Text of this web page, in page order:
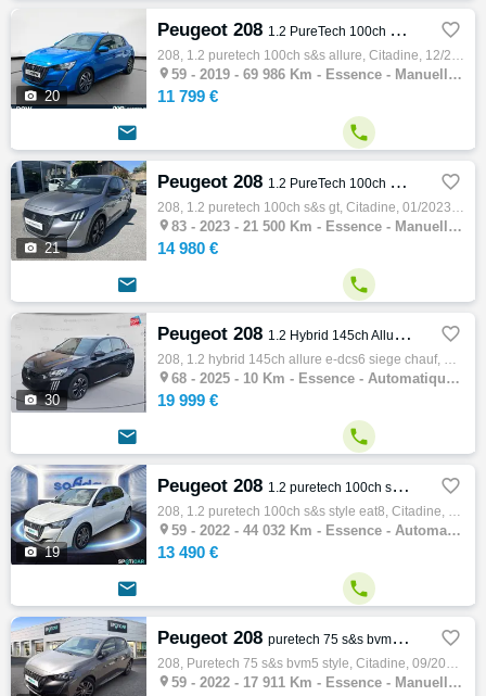
 20
Peugeot 208 1.2 PureTech 100ch S&S Allure 
208, 1.2 puretech 100ch s&s allure, Citadine, 12/2019, 102ch, 5cv, 69986 km, 5 portes, 5 places, Clim. auto, Essence, Boite de vitesse manu…
 59 - 2019 - 69 986 Km - Essence - Manuelle - Citadine
11 799 €
 
 21
Peugeot 208 1.2 PureTech 100ch S&S GT 
208, 1.2 puretech 100ch s&s gt, Citadine, 01/2023, 102ch, 5cv, 21500 km, 5 portes, 5 places, Clim. auto, Essence, Boite de vitesse manuelle…
 83 - 2023 - 21 500 Km - Essence - Manuelle - Citadine
14 980 €
 
 30
Peugeot 208 1.2 Hybrid 145ch Allure e-DCS6 Siege chauf 
208, 1.2 hybrid 145ch allure e-dcs6 siege chauf, Citadine, 11/2025, 136ch, 7cv, 10 km, 5 portes, 5 places, Première main, Essence, Boite de…
 68 - 2025 - 10 Km - Essence - Automatique - Citadine
19 999 €
 
 19
Peugeot 208 1.2 puretech 100ch s&s style eat8 
208, 1.2 puretech 100ch s&s style eat8, Citadine, 10/2022, 102ch, 5cv, 44032 km, 5 portes, 5 places, Première main, Clim. manuelle, Essence…
 59 - 2022 - 44 032 Km - Essence - Automatique - Citadine
13 490 €
 
Peugeot 208 puretech 75 s&s bvm5 Style 
208, Puretech 75 s&s bvm5 style, Citadine, 09/2022, 75ch, 4cv, 17911 km, 5 portes, 5 places, Essence, Boite de vitesse manuelle, Régulateur…
 59 - 2022 - 17 911 Km - Essence - Manuelle - Citadine